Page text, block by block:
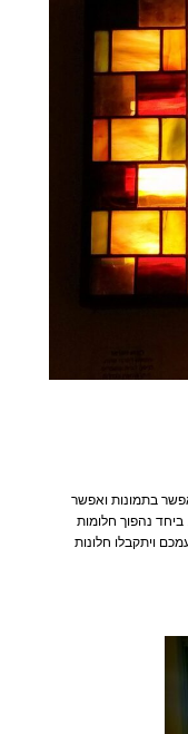
בתמונות ואפשר
ביחד נהפוך חלומות
ויתקבלו חלונות